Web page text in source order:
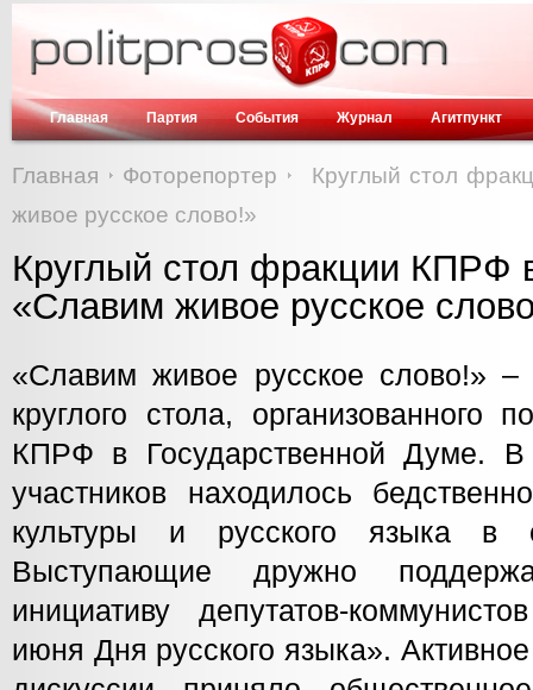
Главная Партия События Журнал Агитпункт
Главная Фоторепортер
Круглый стол
живое русское слово!»
Круглый стол фракции КПРФ
«Славим живое русское
«Славим живое русское слово!» –
круглого стола, организованного
КПРФ в Государственной Думе. В
участников находилось
культуры и русского языка в
Выступающие дружно
инициативу депутатов-
июня Дня русского языка».